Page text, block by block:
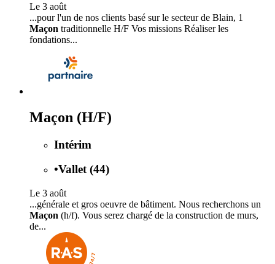
Le 3 août
...pour l'un de nos clients basé sur le secteur de Blain, 1
Maçon traditionnelle H/F Vos missions Réaliser les
fondations...
Maçon (H/F)
Intérim
•Vallet (44)
Le 3 août
...générale et gros oeuvre de bâtiment. Nous recherchons un
Maçon (h/f). Vous serez chargé de la construction de murs,
de...